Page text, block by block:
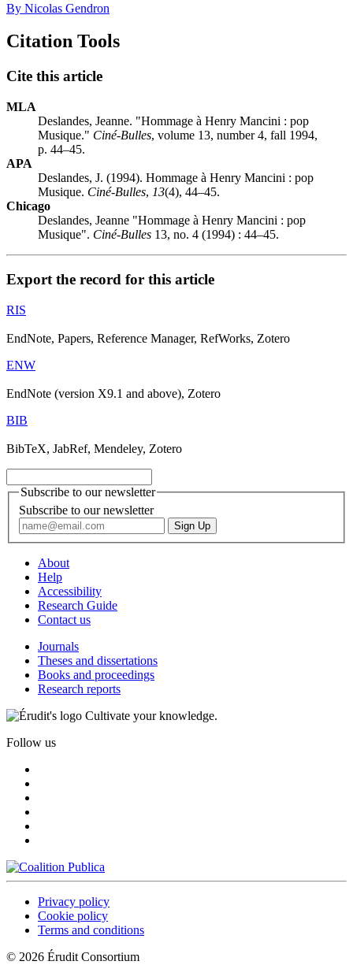
By Nicolas Gendron
Citation Tools
Cite this article
MLA
Deslandes, Jeanne. "Hommage à Henry Mancini : pop
Musique." Ciné-Bulles, volume 13, number 4, fall 1994,
p. 44–45.
APA
Deslandes, J. (1994). Hommage à Henry Mancini : pop
Musique. Ciné-Bulles, 13(4), 44–45.
Chicago
Deslandes, Jeanne "Hommage à Henry Mancini : pop
Musique". Ciné-Bulles 13, no. 4 (1994) : 44–45.
Export the record for this article
RIS
EndNote, Papers, Reference Manager, RefWorks, Zotero
ENW
EndNote (version X9.1 and above), Zotero
BIB
BibTeX, JabRef, Mendeley, Zotero
Subscribe to our newsletter
Subscribe to our newsletter
About
Help
Accessibility
Research Guide
Contact us
Journals
Theses and dissertations
Books and proceedings
Research reports
Cultivate your knowledge.
Follow us
Privacy policy
Cookie policy
Terms and conditions
© 2026 Érudit Consortium